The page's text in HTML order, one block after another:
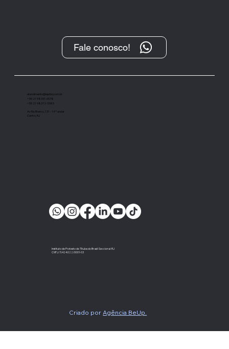
“O Protesto, após sua transformação
importante instrumento de cobrança”
Criado porAgência BeUp.
Instituto de Protesto de Títulos do Brasil-Seccional-RJ
CNPJ: 11.424.022/0001-03
Fale conosco!
atendimento@ieptbrj.com.br
+55 21 98331-6578
+55 21 98372-3385
Av Rio Branco, 131 - 14º andar
Centro, RJ